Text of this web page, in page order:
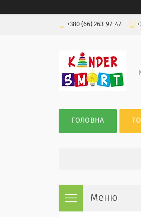
+380 (66) 263-97-47
ГОЛОВНА